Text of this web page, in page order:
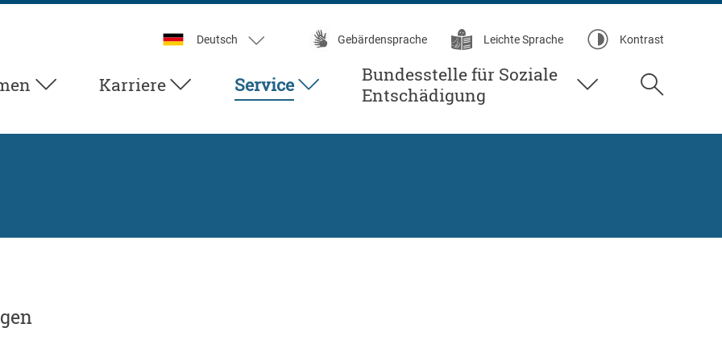
Deutsch Gebärdensprache Leichte Sprache Kontrast
Karriere Service
Bundesstelle für Soziale
Entschädigung
Suche